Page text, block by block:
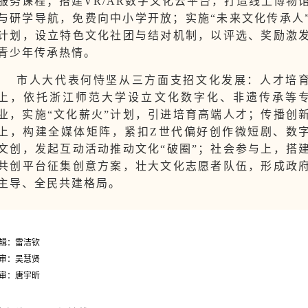
研学导航，免费向中小学开放；实施“未来文化传承人
划，设立特色文化社团与结对机制，以评选、奖励激发
少年传承热情。
市人大代表何恃坚从三方面支招文化发展：人才培育
上，依托浙江师范大学设立文化数字化、非遗传承等专
，实施“文化薪火”计划，引进培育高端人才；传播创
上，构建全媒体矩阵，紧扣Z世代偏好创作微短剧、数字
创，发起互动活动推动文化“破圈”；社会参与上，搭
创平台征集创意方案，壮大文化志愿者队伍，形成政
导、全民共建格局。
：雷洁钦
：吴慧贤
：唐宇昕